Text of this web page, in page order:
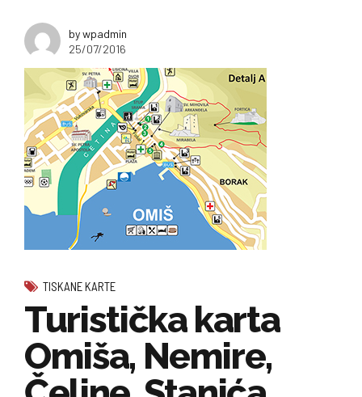
by wpadmin
25/07/2016
TISKANE KARTE
Turistička karta
Omiša, Nemire,